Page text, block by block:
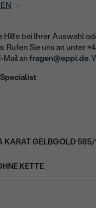
Hilfe bei Ihrer Auswahl
Rufen Sie uns an unter
Mail anfragen@eppi.de.
KARAT GELBGOLD
KETTE